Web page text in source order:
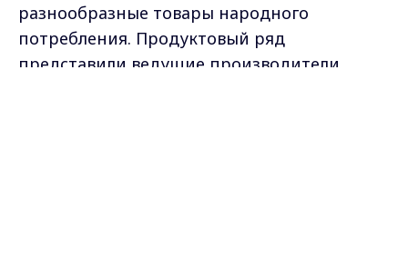
разнообразные товары народного
потребления. Продуктовый ряд
представили ведущие производители